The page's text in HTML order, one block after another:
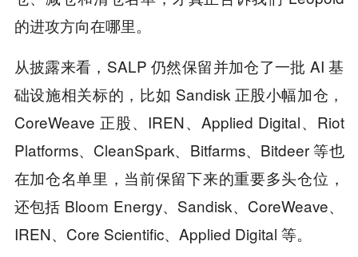
的进攻方向在哪里。
从披露来看，SALP 仍然保留并加仓了一批 AI 基
础设施相关标的，比如 Sandisk 正股小幅加仓，
CoreWeave 正股、IREN、Applied Digital、Riot
Platforms、CleanSpark、Bitfarms、Bitdeer 等也
在加仓名单里，当前保留下来的重要多头仓位，
还包括 Bloom Energy、Sandisk、CoreWeave、
IREN、Core Scientific、Applied Digital 等。